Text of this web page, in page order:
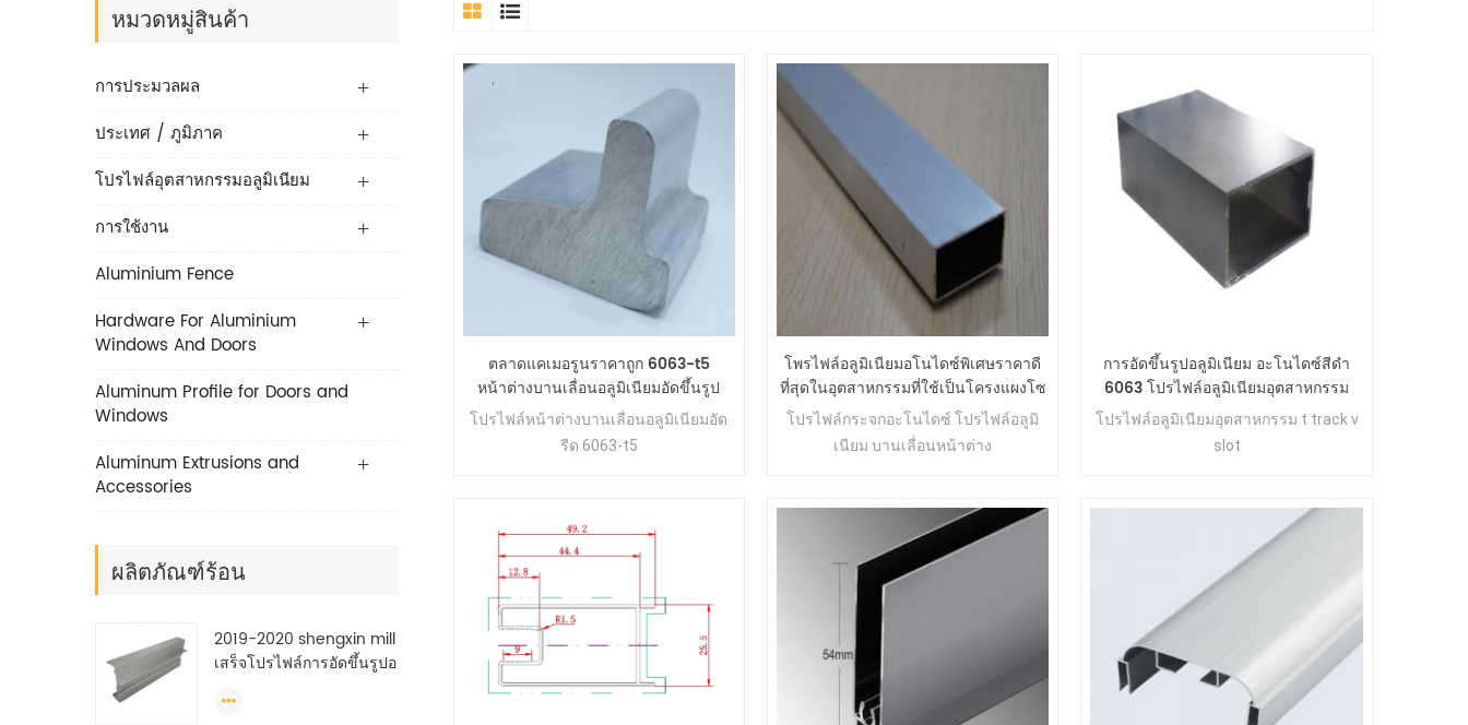
หมวดหมู่สินค้า
การประมวลผล
ประเทศ / ภูมิภาค
โปรไฟล์อุตสาหกรรมอลูมิเนียม
การใช้งาน
Aluminium Fence
Hardware For Aluminium
Windows And Doors
Aluminum Profile for Doors and
Windows
Aluminum Extrusions and
Accessories
ผลิตภัณฑ์ร้อน
2019-2020 shengxin mill
เสร็จโปรไฟล์การอัดขึ้นรูปอ
ตลาดแคเมอรูนราคาถูก 6063-t5
หน้าต่างบานเลื่อนอลูมิเนียมอัดขึ้นรูป
โปรไฟล์
โปรไฟล์หน้าต่างบานเลื่อนอลูมิเนียมอัด
รีด 6063-t5
โพรไฟล์อลูมิเนียมอโนไดซ์พิเศษราคาดี
ที่สุดในอุตสาหกรรมที่ใช้เป็นโครงแผงโซ
ลาร์เซลล์
โปรไฟล์กระจกอะโนไดซ์ โปรไฟล์อลูมิ
เนียม บานเลื่อนหน้าต่าง
การอัดขึ้นรูปอลูมิเนียม อะโนไดซ์สีดำ
6063 โปรไฟล์อลูมิเนียมอุตสาหกรรม
โปรไฟล์อลูมิเนียมอุตสาหกรรม t track v
slot